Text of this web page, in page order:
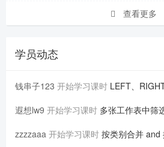
查看更多
学员动态
钱串子123 开始学习课时 LEFT、
遐想lw9 开始学习课时 多张工作表中筛
zzzzaaa 开始学习课时 按类别合并 and